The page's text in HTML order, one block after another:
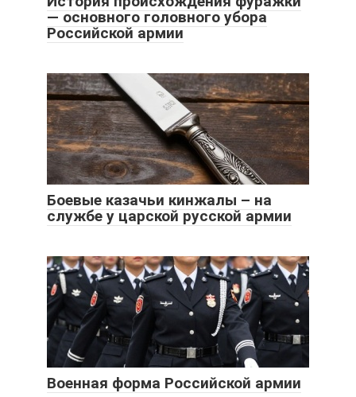
— основного головного убора
Российской армии
Боевые казачьи кинжалы – на
службе у царской русской армии
Военная форма Российской армии